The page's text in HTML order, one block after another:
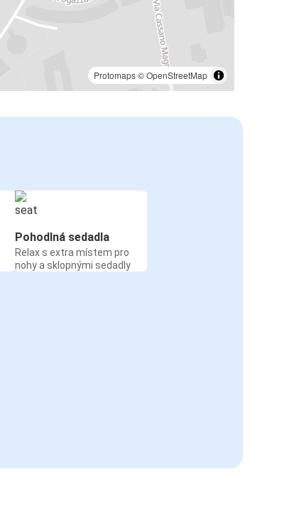
Protomaps©OpenStreetMap
Pohodlná sedadla
Relax s extra místem pro
nohy a sklopnými sedadly